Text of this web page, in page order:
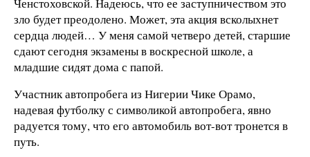
зло будет преодолено. Может, эта акция всколыхнет
сердца людей… У меня самой четверо детей, старшие
сдают сегодня экзамены в воскресной школе, а
младшие сидят дома с папой.
Участник автопробега из Нигерии Чике Орамо,
надевая футболку с символикой автопробега, явно
радуется тому, что его автомобиль вот-вот тронется в
путь.